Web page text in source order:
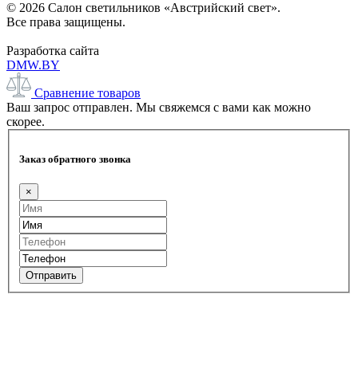
© 2026 Салон светильников «Австрийский свет».
Все права защищены.
Разработка сайта
DMW.BY
Сравнение товаров
Ваш запрос отправлен. Мы свяжемся с вами как можно
скорее.
Заказ обратного звонка
×
Отправить